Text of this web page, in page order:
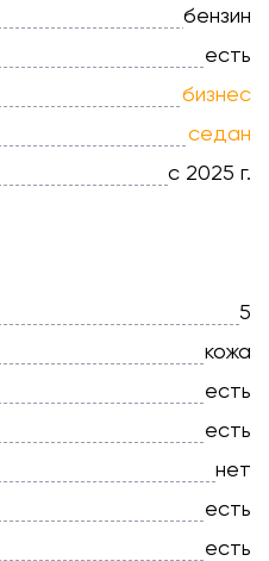
бензин
есть
бизнес
седан
с 2025 г.
5
кожа
есть
есть
нет
есть
есть